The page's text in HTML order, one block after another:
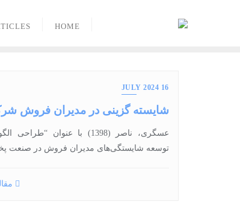
HOME
16 JULY 2024
شایسته گزینی در مدیران فروش
عسگری، ناصر (1398) با عنوان
توسعه شایستگی‌های مدیران فروش در صنعت